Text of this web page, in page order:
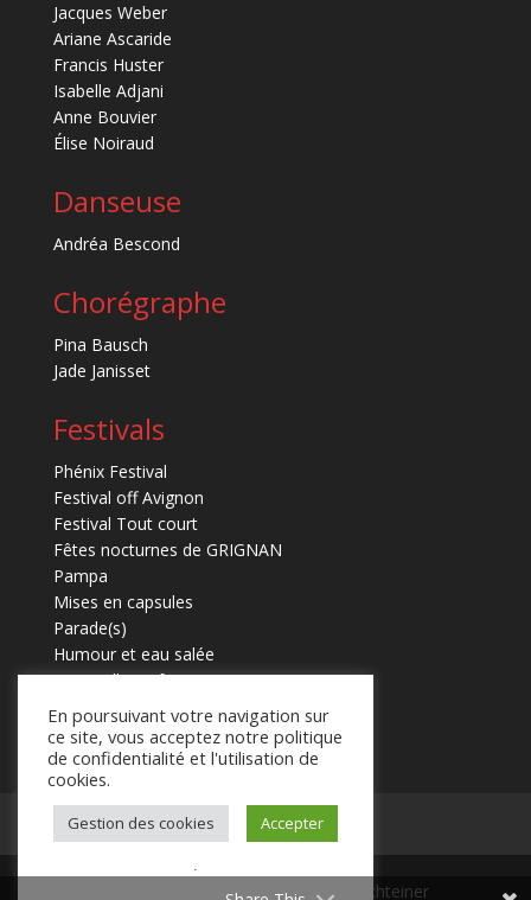
Jacques Weber
Ariane Ascaride
Francis Huster
Isabelle Adjani
Anne Bouvier
Élise Noiraud
Danseuse
Andréa Bescond
Chorégraphe
Pina Bausch
Jade Janisset
Festivals
Phénix Festival
Festival off Avignon
Festival Tout court
Fêtes nocturnes de GRIGNAN
Pampa
Mises en capsules
Parade(s)
Humour et eau salée
Marmaille en fugues
Mentions légales Contact
© 2025 Laurent Schteiner
En poursuivant votre navigation sur
ce site, vous acceptez notre politique
de confidentialité et l'utilisation de
cookies.
Gestion des cookies Accepter
.